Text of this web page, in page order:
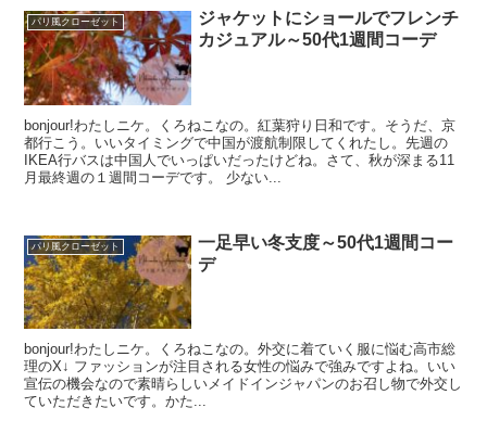
パリ風クローゼット
ジャケットにショールでフレンチ
カジュアル～50代1週間コーデ
bonjour!わたしニケ。くろねこなの。紅葉狩り日和です。そうだ、京
都行こう。いいタイミングで中国が渡航制限してくれたし。先週の
IKEA行バスは中国人でいっぱいだったけどね。さて、秋が深まる11
月最終週の１週間コーデです。 少ない...
パリ風クローゼット
一足早い冬支度～50代1週間コー
デ
bonjour!わたしニケ。くろねこなの。外交に着ていく服に悩む高市総
理のX↓ ファッションが注目される女性の悩みで強みですよね。いい
宣伝の機会なので素晴らしいメイドインジャパンのお召し物で外交し
ていただきたいです。かた...